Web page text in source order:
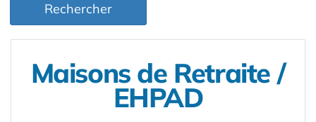
Rechercher
Maisons de Retraite /
EHPAD